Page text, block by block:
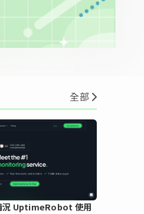
全部
況 UptimeRobot 使用